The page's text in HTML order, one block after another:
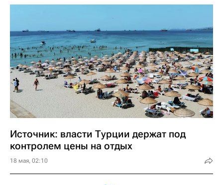
Источник: власти Турции держат под
контролем цены на отдых
18 мая, 02:10